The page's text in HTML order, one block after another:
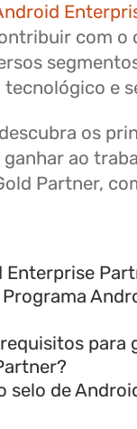
com o
e
os
ganhar ao
Partner,
Enterprise
para
selo de